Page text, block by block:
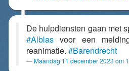
De hulpdiensten gaan met
#Alblas voor een
reanimatie. #Barendrecht
Maandag 11 december 2023 om